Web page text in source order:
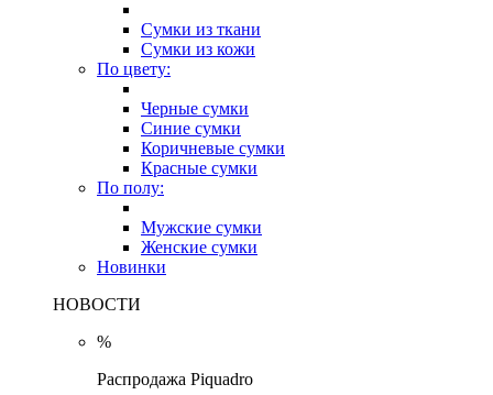
Сумки из ткани
Сумки из кожи
По цвету:
Черные сумки
Синие сумки
Коричневые сумки
Красные сумки
По полу:
Мужские сумки
Женские сумки
Новинки
НОВОСТИ
%
Распродажа Piquadro